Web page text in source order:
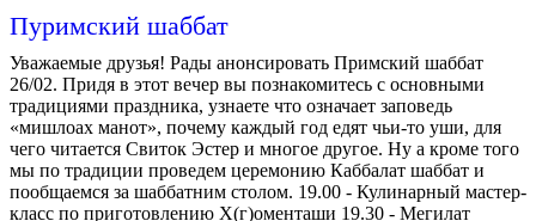
Пуримский шаббат
Уважаемые друзья! Рады анонсировать Примский шаббат
26/02. Придя в этот вечер вы познакомитесь с основными
традициями праздника, узнаете что означает заповедь
«мишлоах манот», почему каждый год едят чьи-то уши, для
чего читается Свиток Эстер и многое другое. Ну а кроме того
мы по традиции проведем церемонию Каббалат шаббат и
пообщаемся за шаббатним столом. 19.00 - Кулинарный мастер-
класс по приготовлению Х(г)оменташи 19.30 - Мегилат